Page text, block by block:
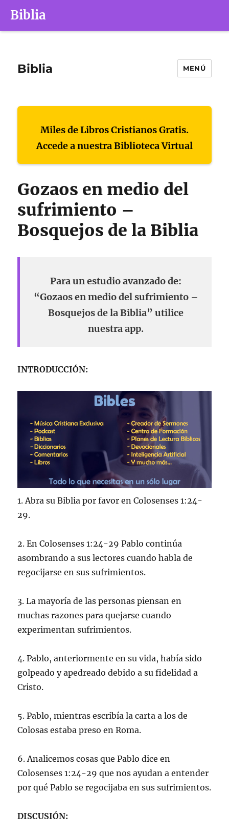
Biblia
Biblia MENÚ
Miles de Libros Cristianos Gratis.
Accede a nuestra Biblioteca Virtual
Gozaos en medio del
sufrimiento –
Bosquejos de la Biblia
Para un estudio avanzado de:
“Gozaos en medio del sufrimiento –
Bosquejos de la Biblia” utilice
nuestra app.
INTRODUCCIÓN:
1. Abra su Biblia por favor en Colosenses 1:24-
29.
2. En Colosenses 1:24-29 Pablo continúa
asombrando a sus lectores cuando habla de
regocijarse en sus sufrimientos.
3. La mayoría de las personas piensan en
muchas razones para quejarse cuando
experimentan sufrimientos.
4. Pablo, anteriormente en su vida, había sido
golpeado y apedreado debido a su fidelidad a
Cristo.
5. Pablo, mientras escribía la carta a los de
Colosas estaba preso en Roma.
6. Analicemos cosas que Pablo dice en
Colosenses 1:24-29 que nos ayudan a entender
por qué Pablo se regocijaba en sus sufrimientos.
DISCUSIÓN: